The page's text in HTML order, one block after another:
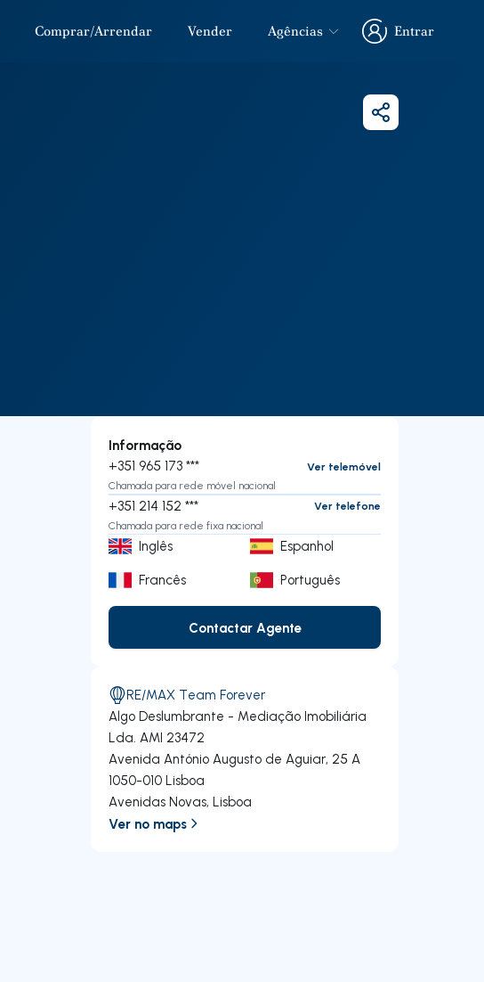
Comprar/Arrendar Vender Agências
Entrar
Entrar
Partilhar
Informação
+351 965 173 ***
Ver telemóvel
Chamada para rede móvel nacional
+351 214 152 ***
Ver telefone
Chamada para rede fixa nacional
Inglês
Espanhol
Francês
Português
Contactar Agente
Contactar Agente
RE/MAX Team Forever
Algo Deslumbrante - Mediação Imobiliária
Lda. AMI 23472
Avenida António Augusto de Aguiar, 25 A
1050-010 Lisboa
Avenidas Novas,Lisboa
Ver no maps